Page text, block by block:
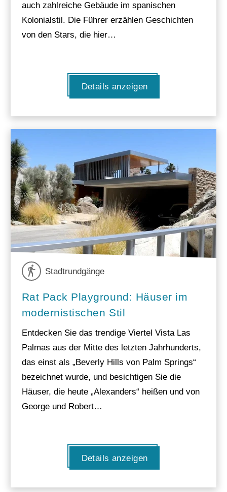
auch zahlreiche Gebäude im spanischen
Kolonialstil. Die Führer erzählen Geschichten
von den Stars, die hier…
Details anzeigen
Stadtrundgänge
Rat Pack Playground: Häuser im
modernistischen Stil
Entdecken Sie das trendige Viertel Vista Las
Palmas aus der Mitte des letzten Jahrhunderts,
das einst als „Beverly Hills von Palm Springs“
bezeichnet wurde, und besichtigen Sie die
Häuser, die heute „Alexanders“ heißen und von
George und Robert…
Details anzeigen